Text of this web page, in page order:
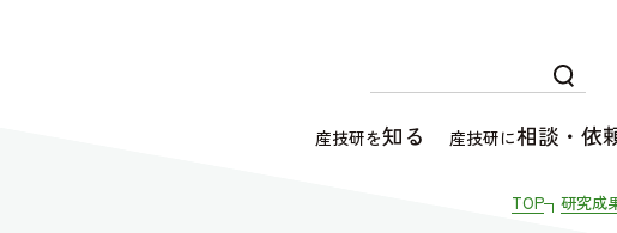
産技研を知る 産技研に相談・依
TOP 研究成